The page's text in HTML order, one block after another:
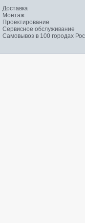
Доставка
Монтаж
Проектирование
Сервисное обслуживание
Самовывоз в 100 городах